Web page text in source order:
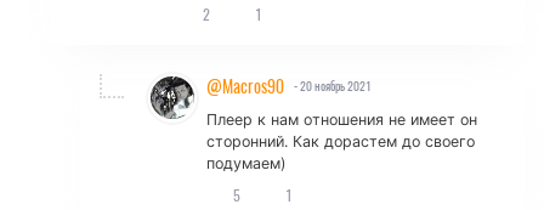
2 1
@Macros90 - 20 ноябрь 2021
Плеер к нам отношения не имеет он
сторонний. Как дорастем до своего
подумаем)
5 1